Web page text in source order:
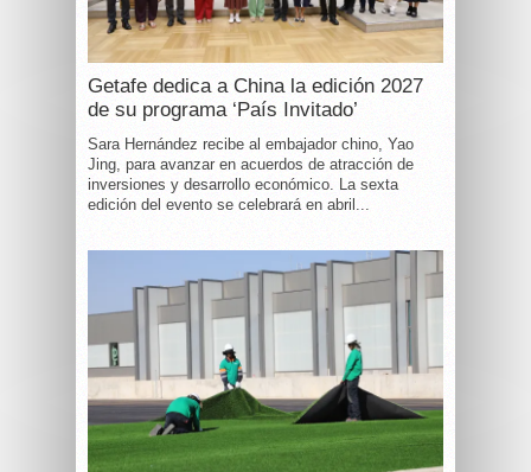
Getafe dedica a China la edición 2027
de su programa ‘País Invitado’
Sara Hernández recibe al embajador chino, Yao
Jing, para avanzar en acuerdos de atracción de
inversiones y desarrollo económico. La sexta
edición del evento se celebrará en abril...